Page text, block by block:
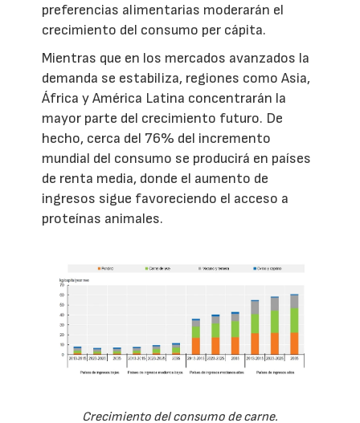
preferencias alimentarias moderarán el
crecimiento del consumo per cápita.
Mientras que en los mercados avanzados la
demanda se estabiliza, regiones como Asia,
África y América Latina concentrarán la
mayor parte del crecimiento futuro. De
hecho, cerca del 76% del incremento
mundial del consumo se producirá en países
de renta media, donde el aumento de
ingresos sigue favoreciendo el acceso a
proteínas animales.
Crecimiento del consumo de carne.